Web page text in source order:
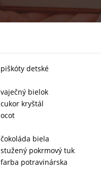
piškóty detské
vaječný bielok
cukor kryštál
ocot
čokoláda biela
stužený pokrmový tuk
farba potravinárska